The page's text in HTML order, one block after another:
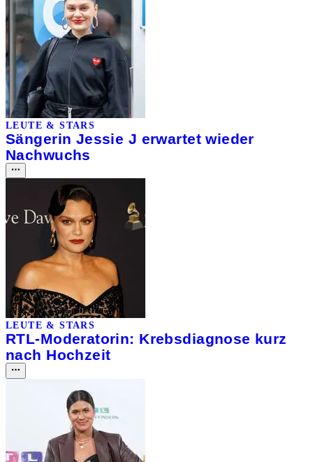
LEUTE & STARS
Sängerin Jessie J erwartet wieder
Nachwuchs
LEUTE & STARS
RTL-Moderatorin: Krebsdiagnose kurz
nach Hochzeit